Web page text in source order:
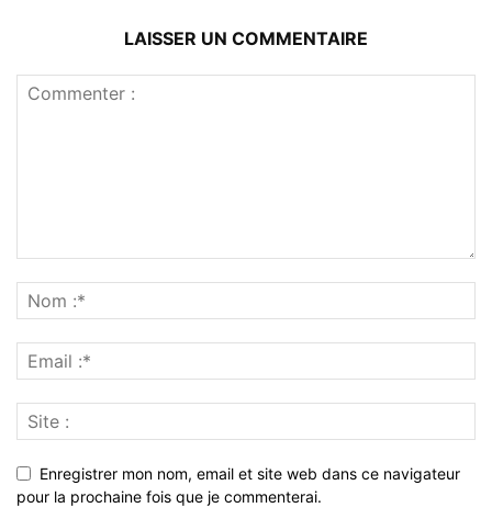
LAISSER UN COMMENTAIRE
Enregistrer mon nom, email et site web dans ce navigateur
pour la prochaine fois que je commenterai.